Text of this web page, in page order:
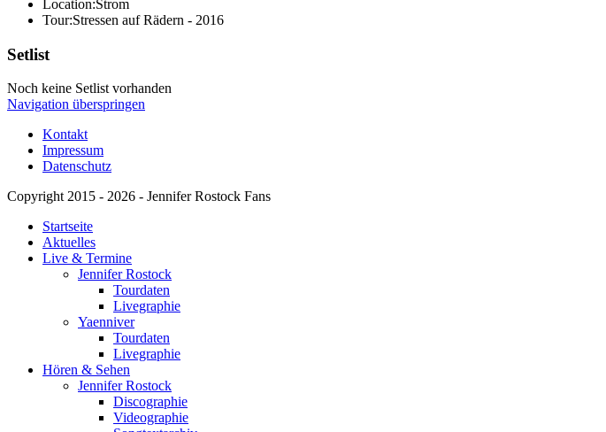
Location:Strom
Tour:Stressen auf Rädern - 2016
Setlist
Noch keine Setlist vorhanden
Navigation überspringen
Kontakt
Impressum
Datenschutz
Copyright 2015 - 2026 - Jennifer Rostock Fans
Startseite
Aktuelles
Live & Termine
Jennifer Rostock
Tourdaten
Livegraphie
Yaenniver
Tourdaten
Livegraphie
Hören & Sehen
Jennifer Rostock
Discographie
Videographie